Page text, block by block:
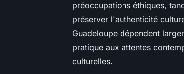
préoccupations éthiques,
préserver l'authenticité
Guadeloupe dépendent
pratique aux attentes
culturelles.